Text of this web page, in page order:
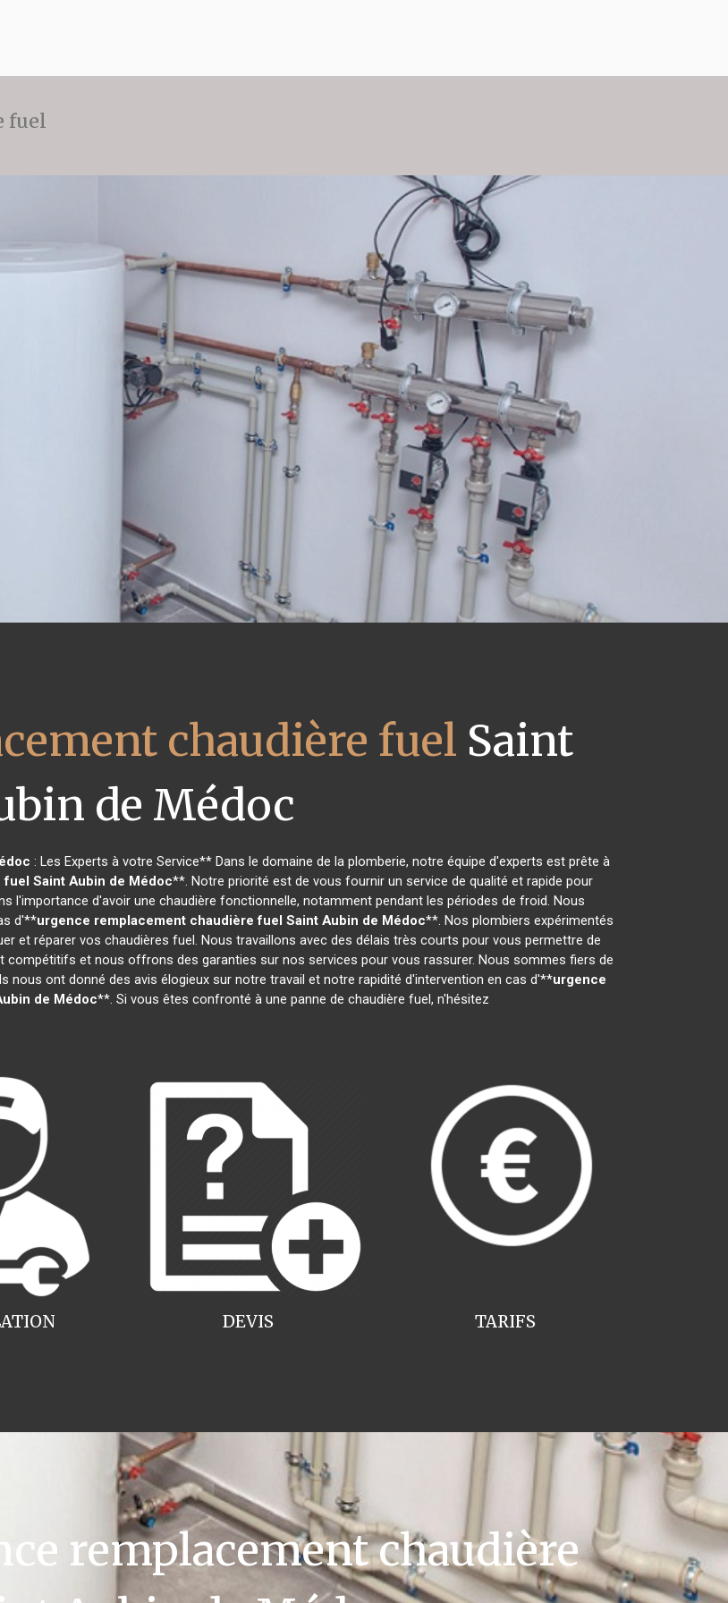
fuel
chaudière fuel Saint
de Médoc
: Les Experts à votre Service** Dans le domaine de la plomberie, notre équipe d'experts est prête à
fuel Saint Aubin de Médoc**. Notre priorité est de vous fournir un service de qualité et rapide pour
l'importance d'avoir une chaudière fonctionnelle, notamment pendant les périodes de froid. Nous
d'**urgence remplacement chaudière fuel Saint Aubin de Médoc**. Nos plombiers expérimentés
et réparer vos chaudières fuel. Nous travaillons avec des délais très courts pour vous permettre de
et nous offrons des garanties sur nos services pour vous rassurer. Nous sommes fiers de
ont donné des avis élogieux sur notre travail et notre rapidité d'intervention en cas d'**urgence
de Médoc**. Si vous êtes confronté à une panne de chaudière fuel, n'hésitez
TARIFS
DEVIS
remplacement chaudière